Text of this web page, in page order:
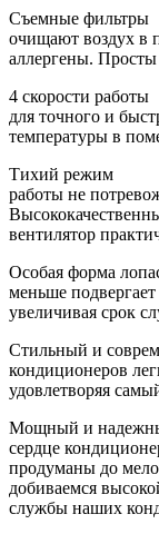
Съемные фильтры
очищают воздух в
аллергены.
4 скорости работы
для точного и
температуры в
Тихий режим
работы не
вентилятор
Особая форма
меньше
увеличивая срок
Стильный и
кондиционеров
удовлетворяя
Мощный и
сердце
продуманы до
добиваемся
службы наших